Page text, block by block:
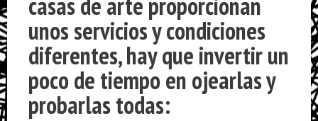
unos servicios y condiciones
diferentes, hay que invertir un
poco de tiempo en ojearlas y
probarlas todas: